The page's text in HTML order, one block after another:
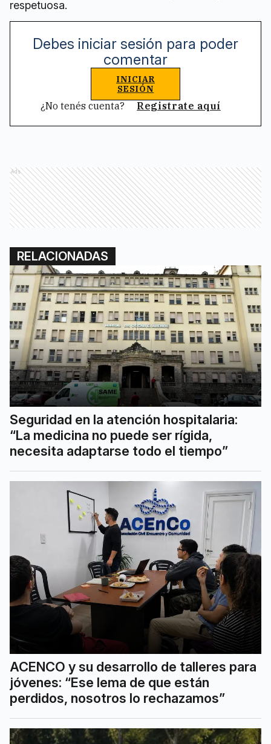
respetuosa.
Debes iniciar sesión para poder
comentar
INICIAR
SESIÓN
¿No tenés cuenta? Registrate aquí
Ads
RELACIONADAS
Seguridad en la atención hospitalaria:
“La medicina no puede ser rígida,
necesita adaptarse todo el tiempo”
ACENCO y su desarrollo de talleres para
jóvenes: “Ese lema de que están
perdidos, nosotros lo rechazamos”